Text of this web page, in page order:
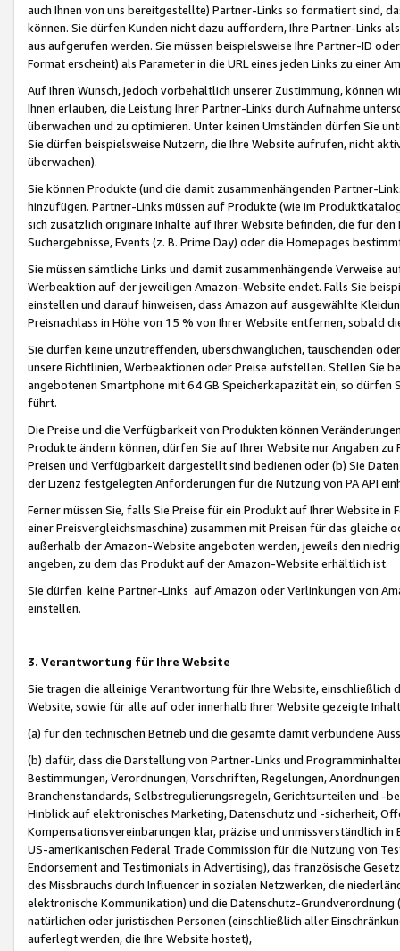
auch Ihnen von uns bereitgestellte) Partner-Links so formatiert sind,
können. Sie dürfen Kunden nicht dazu auffordern, Ihre Partner-Links
aus aufgerufen werden. Sie müssen beispielsweise Ihre Partner-ID
Format erscheint) als Parameter in die URL eines jeden Links zu einer
Auf Ihren Wunsch, jedoch vorbehaltlich unserer Zustimmung, können
Ihnen erlauben, die Leistung Ihrer Partner-Links durch Aufnahme
überwachen und zu optimieren. Unter keinen Umständen dürfen Sie
Sie dürfen beispielsweise Nutzern, die Ihre Website aufrufen, nicht
überwachen).
Sie können Produkte (und die damit zusammenhängenden Partner-
hinzufügen. Partner-Links müssen auf Produkte (wie im
sich zusätzlich originäre Inhalte auf Ihrer Website befinden, die für
Suchergebnisse, Events (z. B. Prime Day) oder die Homepages
Sie müssen sämtliche Links und damit zusammenhängende
Werbeaktion auf der jeweiligen Amazon-Website endet. Falls Sie
einstellen und darauf hinweisen, dass Amazon auf ausgewählte
Preisnachlass in Höhe von 15 % von Ihrer Website entfernen, sobald
Sie dürfen keine unzutreffenden, überschwänglichen, täuschenden
unsere Richtlinien, Werbeaktionen oder Preise aufstellen. Stellen Sie
angebotenen Smartphone mit 64 GB Speicherkapazität ein, so dürfen
führt.
Die Preise und die Verfügbarkeit von Produkten können
Produkte ändern können, dürfen Sie auf Ihrer Website nur Angaben
Preisen und Verfügbarkeit dargestellt sind bedienen oder (b) Sie
der Lizenz festgelegten Anforderungen für die Nutzung von PA API
Ferner müssen Sie, falls Sie Preise für ein Produkt auf Ihrer Website
einer Preisvergleichsmaschine) zusammen mit Preisen für das
außerhalb der Amazon-Website angeboten werden, jeweils den
angeben, zu dem das Produkt auf der Amazon-Website erhältlich ist.
Sie dürfen keine Partner-Links auf Amazon oder Verlinkungen von
einstellen.
3. Verantwortung für Ihre Website
Sie tragen die alleinige Verantwortung für Ihre Website,
Website, sowie für alle auf oder innerhalb Ihrer Website gezeigte
(a) für den technischen Betrieb und die gesamte damit verbundene
(b) dafür, dass die Darstellung von Partner-Links und
Bestimmungen, Verordnungen, Vorschriften, Regelungen,
Branchenstandards, Selbstregulierungsregeln, Gerichtsurteilen und -
Hinblick auf elektronisches Marketing, Datenschutz und -sicherheit,
Kompensationsvereinbarungen klar, präzise und unmissverständlich
US-amerikanischen Federal Trade Commission für die Nutzung von
Endorsement and Testimonials in Advertising), das französische
des Missbrauchs durch Influencer in sozialen Netzwerken, die
elektronische Kommunikation) und die Datenschutz-
natürlichen oder juristischen Personen (einschließlich aller
auferlegt werden, die Ihre Website hostet),